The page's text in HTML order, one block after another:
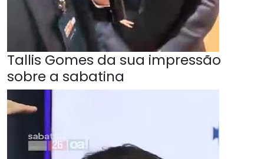
Tallis Gomes da sua impressão
sobre a sabatina